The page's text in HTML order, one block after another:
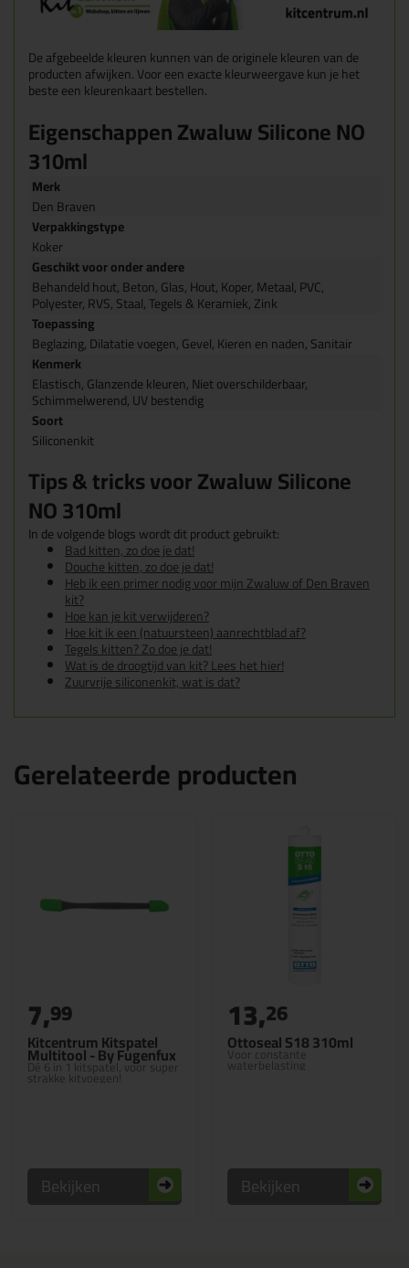
De afgebeelde kleuren kunnen van de originele kleuren van de
producten afwijken. Voor een exacte kleurweergave kun je het
beste een kleurenkaart bestellen.
Eigenschappen Zwaluw Silicone NO
310ml
Merk
Den Braven
Verpakkingstype
Koker
Geschikt voor onder andere
Behandeld hout, Beton, Glas, Hout, Koper, Metaal, PVC,
Polyester, RVS, Staal, Tegels & Keramiek, Zink
Toepassing
Beglazing, Dilatatie voegen, Gevel, Kieren en naden, Sanitair
Kenmerk
Elastisch, Glanzende kleuren, Niet overschilderbaar,
Schimmelwerend, UV bestendig
Soort
Siliconenkit
Tips & tricks voor Zwaluw Silicone
NO 310ml
In de volgende blogs wordt dit product gebruikt:
Bad kitten, zo doe je dat!
Douche kitten, zo doe je dat!
Heb ik een primer nodig voor mijn Zwaluw of Den Braven
kit?
Hoe kan je kit verwijderen?
Hoe kit ik een (natuursteen) aanrechtblad af?
Tegels kitten? Zo doe je dat!
Wat is de droogtijd van kit? Lees het hier!
Zuurvrije siliconenkit, wat is dat?
Gerelateerde producten
Kitcentrum Kitspatel
Multitool - By Fugenfux
Dé 6 in 1 kitspatel, voor super
strakke kitvoegen!
7,99
Bekijken
Ottoseal S18 310ml
Voor constante
waterbelasting
13,26
Bekijken